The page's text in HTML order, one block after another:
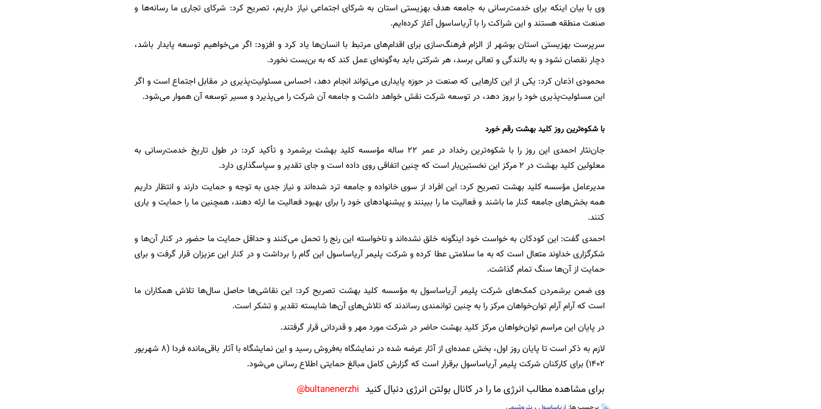
وی با بیان اینکه برای خدمت‌رسانی به جامعه هدف بهزیستی استان به شرکای اجتماعی نیاز داریم، تصریح کرد: شرکای تجاری ما رسانه‌ها و
صنعت منطقه هستند و این شراکت را با آریاساسول آغاز کرده‌ایم.
سرپرست بهزیستی استان بوشهر از الزام فرهنگ‌سازی برای اقدام‌های مرتبط با انسان‌ها یاد کرد و افزود: اگر می‌‌خواهیم توسعه پایدار باشد،
دچار نقصان نشود و به بالندگی و تعالی برسد، هر شرکتی باید به‌گونه‌ای عمل کند که به بن‌بست نخورد.
محمودی اذعان کرد: یکی از این کارهایی که صنعت در حوزه پایداری می‌تواند انجام دهد، احساس مسئولیت‌پذیری در مقابل اجتماع است و اگر
این مسئولیت‌پذیری خود را بروز دهد، در توسعه شرکت نقش خواهد داشت و جامعه آن شرکت را می‌پذیرد و مسیر توسعه آن هموار می‌شود.
با شکوه‌ترین روز کلید بهشت رقم خورد
جان‌نثار احمدی این روز را با شکوه‌ترین رخداد در عمر 22 ساله مؤسسه کلید بهشت برشمرد و تأکید کرد: در طول تاریخ خدمت‌رسانی به
معلولین کلید بهشت در 2 مرکز این نخستین‌بار است که چنین اتفاقی روی داده است و جای تقدیر و سپاسگذاری دارد.
مدیرعامل مؤسسه کلید بهشت تصریح کرد: این افراد از سوی خانواده و جامعه ترد شده‌اند و نیاز جدی به توجه و حمایت دارند و انتظار داریم
همه بخش‌های جامعه کنار ما باشند و فعالیت ما را ببینند و پیشنهادهای خود را برای بهبود فعالیت‌ ما ارئه دهند، همچنین ما را حمایت و یاری
کنند.
احمدی گفت: این کودکان به خواست خود اینگونه خلق نشده‌اند و ناخواسته این رنج را تحمل می‌کنند و حداقل حمایت ما حضور در کنار آن‌ها و
شکرگزاری خداوند متعال است که به ما سلامتی عطا کرده و شرکت پلیمر آریاساسول این گام را برداشت و در کنار این عزیزان قرار گرفت و برای
حمایت از آن‌ها سنگ تمام گذاشت.
وی ضمن برشمردن کمک‌های شرکت پلیمر آریاساسول به مؤسسه کلید بهشت تصریح کرد: این نقاشی‌ها حاصل سال‌ها تلاش همکاران ما
است که آرام آرام توان‌خواهان مرکز را به چنین توانمندی رساندند که تلاش‌های آن‌ها شایسته تقدیر و تشکر است.
در پایان این مراسم توان‌خواهان مرکز کلید بهشت حاضر در شرکت مورد مهر و قدردانی قرار گرفتند.
لازم به ذکر است تا پایان روز اول، بخش عمده‌ای از آثار عرضه شده در نمایشگاه به‌فروش رسید و این نمایشگاه با آثار باقی‌مانده فردا (8 شهریور
1402) برای کارکنان شرکت پلیمر آریاساسول برقرار است که گزارش کامل مبالغ حمایتی اطلاع رسانی می‌شود.
برای مشاهده مطالب انرژی ما را در کانال بولتن انرژی دنبال کنید bultanenerzhi@